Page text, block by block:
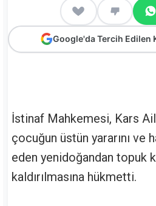
Google'da Tercih Edilen
İstinaf Mahkemesi, Kars
çocuğun üstün yararını ve
eden yenidoğandan topuk
kaldırılmasına hükmetti.